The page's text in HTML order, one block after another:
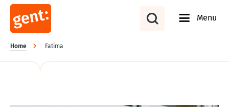
Menu
Kruimelpad
Home Fatima